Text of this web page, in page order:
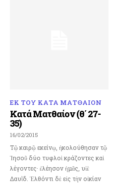
ΕΚ ΤΟΥ ΚΑΤΑ ΜΑΤΘΑΙΟΝ
Κατά Ματθαίον (θ΄ 27-
35)
16/02/2015
Τῷ καιρῷ εκείνῳ, ἠκολούθησαν τῷ
Ἰησοῦ δύο τυφλοὶ κράζοντες καὶ
λέγοντες· ἐλέησον ἡμᾶς, υἱὲ
Δαυῒδ. Ἐλθόντι δὲ εἰς τὴν οἰκίαν